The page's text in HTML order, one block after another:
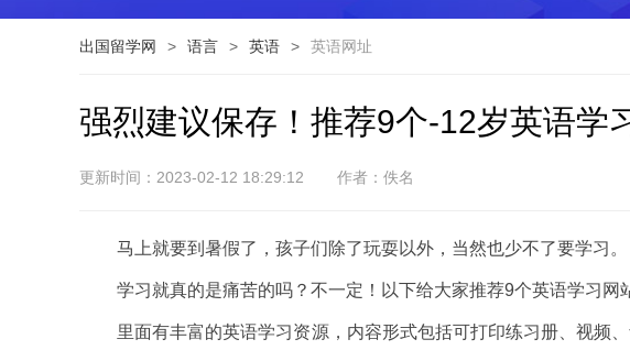
出国留学网 > 语言 > 英语 > 英语网址
强烈建议保存！推荐9个-12岁英语学
更新时间：2023-02-12 18:29:12 作者：佚名
马上就要到暑假了，孩子们除了玩耍以外，当然也少不了要学习。
学习就真的是痛苦的吗？不一定！以下给大家推荐9个英语学习网
里面有丰富的英语学习资源，内容形式包括可打印练习册、视频、